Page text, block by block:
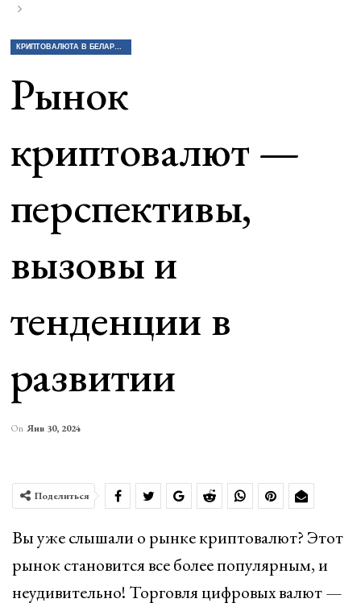
КРИПТОВАЛЮТА В БЕЛАРУСИ: ЗАКОННО ЛИ ПОКУПАТЬ, ПРОДАВАТЬ КРИПТУ?
Рынок
криптовалют —
перспективы,
вызовы и
тенденции в
развитии
On Янв 30, 2024
Поделиться
Вы уже слышали о рынке криптовалют? Этот
рынок становится все более популярным, и
неудивительно! Торговля цифровых валют —